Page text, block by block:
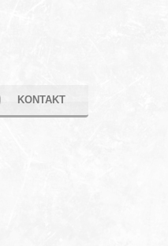
KONTAKT